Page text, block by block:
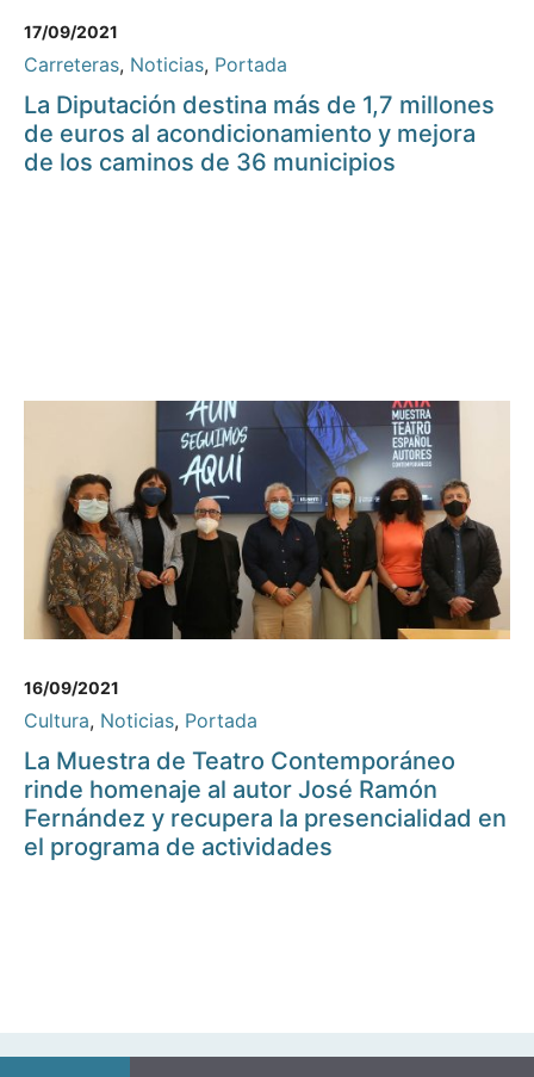
17/09/2021
Carreteras, Noticias, Portada
La Diputación destina más de 1,7 millones
de euros al acondicionamiento y mejora
de los caminos de 36 municipios
16/09/2021
Cultura, Noticias, Portada
La Muestra de Teatro Contemporáneo
rinde homenaje al autor José Ramón
Fernández y recupera la presencialidad en
el programa de actividades